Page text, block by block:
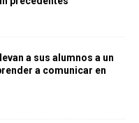
a sus alumnos a un
a comunicar en